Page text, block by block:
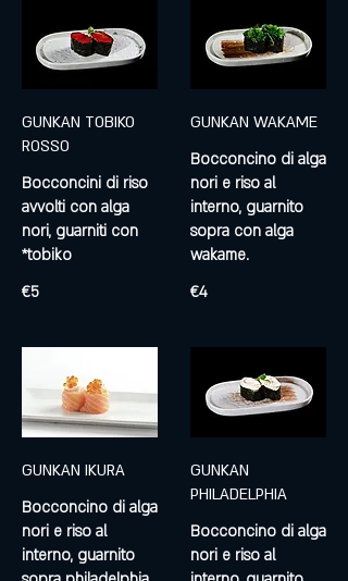
GUNKAN TOBIKO
ROSSO
Bocconcini di riso
avvolti con alga
nori, guarniti con
*tobiko
€5
GUNKAN WAKAME
Bocconcino di alga
nori e riso al
interno, guarnito
sopra con alga
wakame.
€4
GUNKAN IKURA
Bocconcino di alga
nori e riso al
interno, guarnito
GUNKAN
PHILADELPHIA
Bocconcino di alga
nori e riso al